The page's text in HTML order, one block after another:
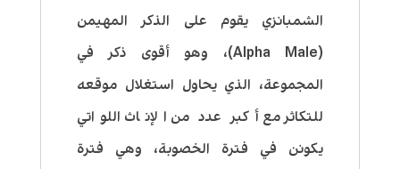
الشمبانزي يقوم على الذكر المهيمن
(Alpha Male)، وهو أقوى ذكر في
المجموعة، الذي يحاول استغلال موقعه
للتكاثر مع أكبر عدد من الإناث اللواتي
يكونن في فترة الخصوبة، وهي فترة